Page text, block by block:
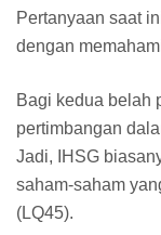
Pertanyaan saat
dengan
Bagi kedua belah
pertimbangan
Jadi, IHSG
saham-saham
(LQ45).